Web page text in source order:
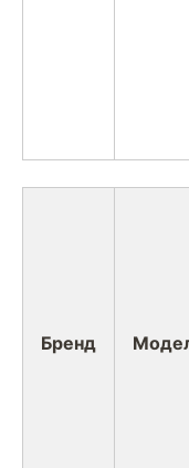
Бренд